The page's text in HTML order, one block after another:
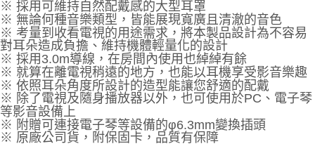
※ 採用可維持自然配戴感的大型耳罩
※ 無論何種音樂類型，皆能展現寬廣且清澈的音色
※ 考量到收看電視的用途需求，將本製品設計為不容易
對耳朵造成負擔、維持機體輕量化的設計
※ 採用3.0m導線，在房間內使用也綽綽有餘
※ 就算在離電視稍遠的地方，也能以耳機享受影音樂趣
※ 依照耳朵角度所設計的造型能讓您舒適的配戴
※ 除了電視及隨身播放器以外，也可使用於PC、電子琴
等影音設備上
※ 附贈可連接電子琴等設備的φ6.3mm變換插頭
※ 原廠公司貨，附保固卡，品質有保障